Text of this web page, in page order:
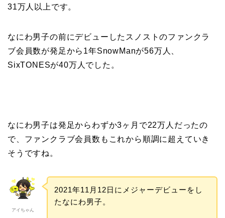
31万人以上 です。
なにわ男子の前にデビューしたスノストのファンクラ
ブ会員数が発足から1年SnowManが56万人、
SixTONESが40万人でした。
なにわ男子は発足からわずか3ヶ月で22万人だったの
で、ファンクラブ会員数もこれから順調に超えていき
そうですね。
アイちゃん
2021年11月12日にメジャーデビューをし
たなにわ男子。